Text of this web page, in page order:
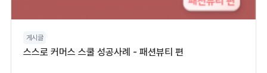
게시글
스스로 커머스 스쿨 성공사례 - 패션뷰티 편